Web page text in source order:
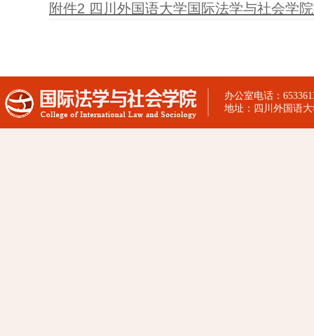
附件2 四川外国语大学国际法学与社会学
办公室电话：
地址：四川外国语